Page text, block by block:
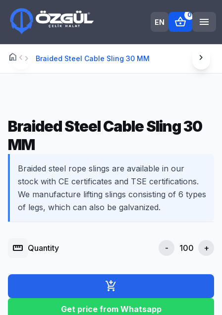
EN shopping_basket
0
menu
home Anasayfa
chevron_right Braided Steel Cable Sling 30 MM
chevron_left chevron_right
Braided Steel Cable Sling 30
MM
Braided steel rope slings are available in our
stock with CE certificates and TSE certifications.
We manufacture lifting slings consisting of 6 types
of legs, which can also be galvanized.
straighten Quantity - +
add_shopping_cart
Get price from Whatsapp